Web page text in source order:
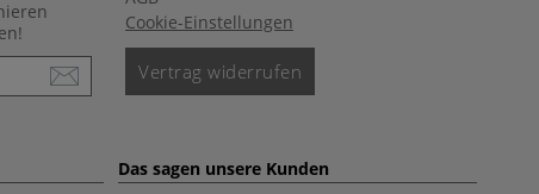
Cookie-Einstellungen
Vertrag widerrufen
Das sagen unsere Kunden